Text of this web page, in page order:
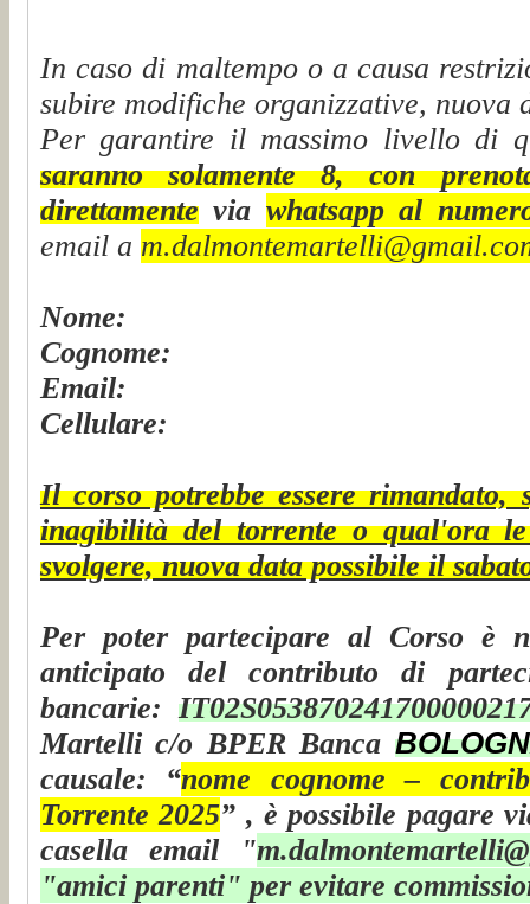
In caso di maltempo o a causa
subire modifiche organizzative, nuova
Per garantire il massimo livello di
saranno solamente 8, con
direttamente via whatsapp al
email a
Nome:
Cognome:
Email:
Cellulare:
Il corso potrebbe essere
inagibilità del torrente o qual'ora
svolgere, nuova data possibile il
Per poter partecipare al Corso è
anticipato del contributo di
bancarie:
Martelli c/o BPER Banca
causale: “nome cognome –
Torrente 2025” , è possibile pagare
casella email "
"amici parenti" per evitare